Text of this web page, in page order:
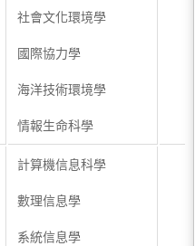
社會文化環境學
國際協力學
海洋技術環境學
情報生命科學
計算機信息科學
數理信息學
系統信息學